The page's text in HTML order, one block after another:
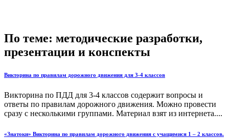
По теме: методические разработки,
презентации и конспекты
Викторина по правилам дорожного движения для 3-4 классов
Викторина по ПДД для 3-4 классов содержит вопросы и
ответы по правилам дорожного движения. Можно провести
сразу с несколькими группами. Материал взят из интернета....
«Знатоки» Викторина по правилам дорожного движения с учащимися 1 – 2 классов.